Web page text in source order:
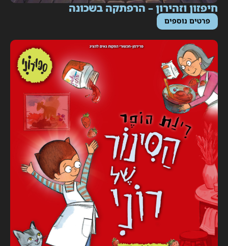
וזהירון – הרפתקה בשכונה
פרטים נוספים